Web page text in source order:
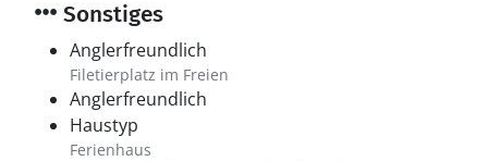
Sonstiges
Anglerfreundlich
Filetierplatz im Freien
Anglerfreundlich
Haustyp
Ferienhaus